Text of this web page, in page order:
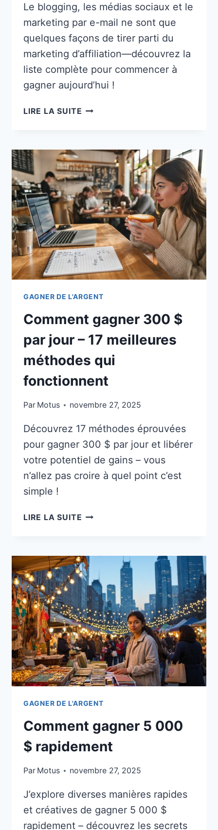
Le blogging, les médias sociaux et le
marketing par e-mail ne sont que
quelques façons de tirer parti du
marketing d’affiliation—découvrez la
liste complète pour commencer à
gagner aujourd’hui !
LIRE LA SUITE 12
MARKETING
D’AFFILIATION
POUR
GAGNER
DE
L’ARGENT
SANS
CRÉER
DE
PRODUIT
GAGNER DE L'ARGENT
Comment gagner 300 $
par jour – 17 meilleures
méthodes qui
fonctionnent
Par Motus novembre 27, 2025
Découvrez 17 méthodes éprouvées
pour gagner 300 $ par jour et libérer
votre potentiel de gains – vous
n’allez pas croire à quel point c’est
simple !
LIRE LA SUITE COMMENT
PAR
JOUR
–
17
MEILLEURES
MÉTHODES
QUI
FONCTIONNENT
GAGNER DE L'ARGENT
Comment gagner 5 000
$ rapidement
Par Motus novembre 27, 2025
J’explore diverses manières rapides
et créatives de gagner 5 000 $
rapidement – découvrez les secrets